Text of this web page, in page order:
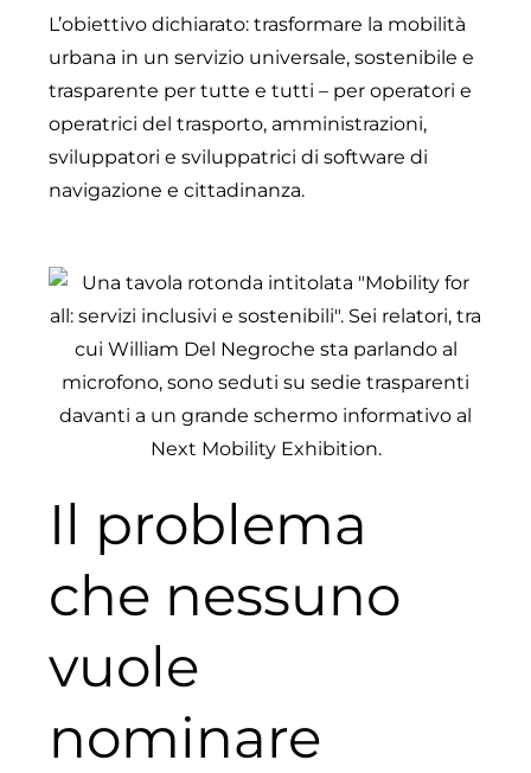
L’obiettivo dichiarato: trasformare la mobilità
urbana in un servizio universale, sostenibile e
trasparente per tutte e tutti – per operatori e
operatrici del trasporto, amministrazioni,
sviluppatori e sviluppatrici di software di
navigazione e cittadinanza.
Il problema
che nessuno
vuole
nominare